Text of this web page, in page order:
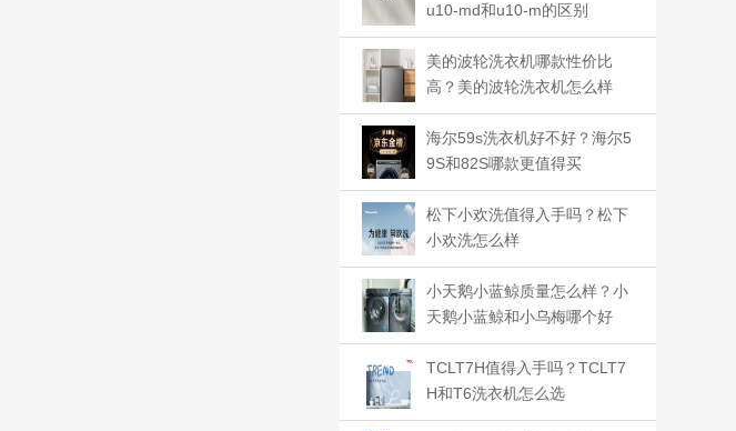
u10-md和u10-m的区别
美的波轮洗衣机哪款性价比
高？美的波轮洗衣机怎么样
海尔59s洗衣机好不好？海尔5
9S和82S哪款更值得买
松下小欢洗值得入手吗？松下
小欢洗怎么样
小天鹅小蓝鲸质量怎么样？小
天鹅小蓝鲸和小乌梅哪个好
TCLT7H值得入手吗？TCLT7
H和T6洗衣机怎么选